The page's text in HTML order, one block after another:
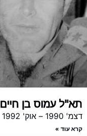
תא"ל עמוס בן חיים
דצמ' 1990 – אוק' 1992
קרא עוד »